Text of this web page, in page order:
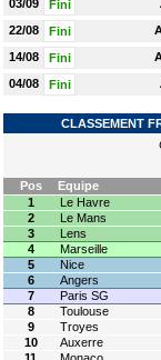
03/09 Fini
22/08 Fini
14/08 Fini
04/08 Fini
CLASSEMENT
Pos Equipe
1
Le Havre
2
Le Mans
3
Lens
4
Marseille
5
Nice
6
Angers
7
Paris SG
8
Toulouse
9
Troyes
10
Auxerre